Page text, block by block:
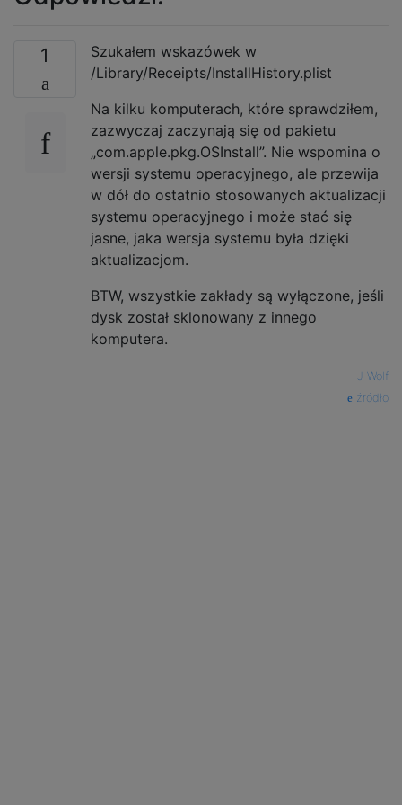
1
Szukałem wskazówek w
/Library/Receipts/InstallHistory.plist
Na kilku komputerach, które sprawdziłem,
zazwyczaj zaczynają się od pakietu
„com.apple.pkg.OSInstall”. Nie wspomina o
wersji systemu operacyjnego, ale przewija
w dół do ostatnio stosowanych aktualizacji
systemu operacyjnego i może stać się
jasne, jaka wersja systemu była dzięki
aktualizacjom.
BTW, wszystkie zakłady są wyłączone, jeśli
dysk został sklonowany z innego
komputera.
J Wolf
źródło